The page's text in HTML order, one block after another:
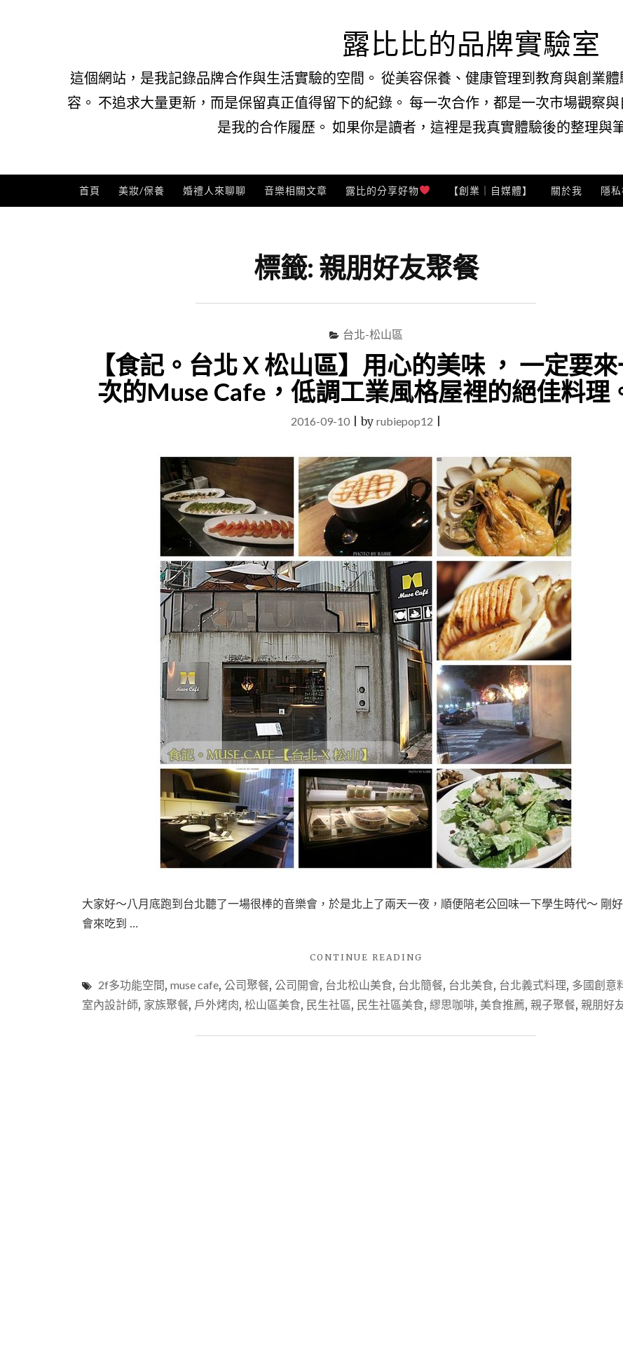
露比比的品牌實驗室
這個網站，是我記錄品牌合作與生活實驗的空間。 從美容保養、健康管理到教育與創業
容。 不追求大量更新，而是保留真正值得留下的紀錄。 每一次合作，都是一次市場觀察
是我的合作履歷。 如果你是讀者，這裡是我真實體驗後的整理與
首頁 美妝/保養 婚禮人來聊聊 音樂相關文章 露比的分享好物 【創業｜自媒體】 關於我 隱
標籤: 親朋好友聚餐
台北-松山區
【食記。台北 X 松山區】用心的美味 ， 一定要
次的Muse Cafe，低調工業風格屋裡的絕佳料理
2016-09-10|by rubiepop12
大家好～八月底跑到台北聽了一場很棒的音樂會，於是北上了兩天一夜，順便陪老公回味一下學生時代～ 剛
會來吃到 …
CONTINUE READING
台
北
2f多功能空間, muse cafe, 公司聚餐, 公司開會, 台北松山美食, 台北簡餐, 台北美食, 台北義式料理, 多國創意
室內設計師, 家族聚餐, 戶外烤肉, 松山區美食, 民生社區, 民生社區美食, 繆思咖啡, 美食推薦, 親子聚餐, 親朋好